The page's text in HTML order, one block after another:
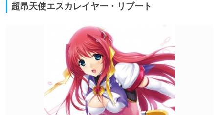
超昂天使エスカレイヤー・リブート